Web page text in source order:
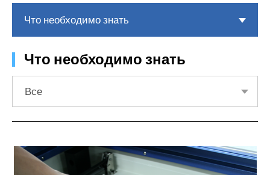
Что необходимо знать
Что необходимо знать
Все